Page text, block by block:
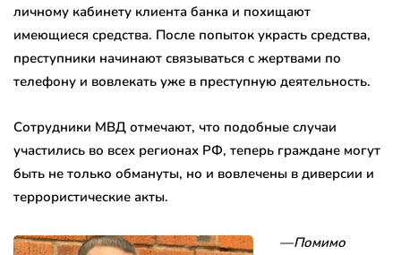
личному кабинету клиента банка и похищают
имеющиеся средства. После попыток украсть средства,
преступники начинают связываться с жертвами по
телефону и вовлекать уже в преступную деятельность.
Сотрудники МВД отмечают, что подобные случаи
участились во всех регионах РФ, теперь граждане могут
быть не только обмануты, но и вовлечены в диверсии и
террористические акты.
—Помимо